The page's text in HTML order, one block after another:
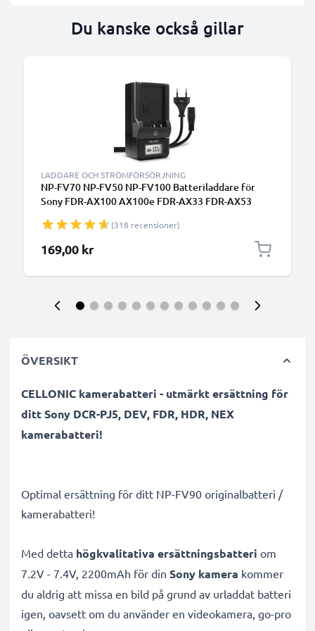
Du kanske också gillar
LADDARE OCH STRÖMFÖRSÖRJNING
NP-FV70 NP-FV50 NP-FV100 Batteriladdare för
Sony FDR-AX100 AX100e FDR-AX33 FDR-AX53
(318 recensioner)
169,00 kr
ÖVERSIKT
CELLONIC kamerabatteri - utmärkt ersättning för
ditt Sony DCR-PJ5, DEV, FDR, HDR, NEX
kamerabatteri!
Optimal ersättning för ditt NP-FV90 originalbatteri /
kamerabatteri!
Med detta högkvalitativa ersättningsbatteri om
7.2V - 7.4V, 2200mAh för din Sony kamera kommer
du aldrig att missa en bild på grund av urladdat batteri
igen, oavsett om du använder en videokamera, go-pro